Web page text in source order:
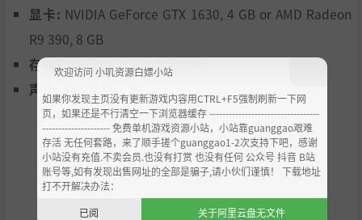
护帕洛泼里的安宁。护界勇士的风味地区不同，口味和偏好
也就不同，有些喜欢吃苦，有些喜欢吃甜，还有些只想填饱
肚子！精心搭配菜肴，平衡餐食的风味，以便他们振奋精
神，强化技能，解锁新的能力。毕竟，说实话……不论是
谁，饿着肚子，都不可能拯救世界！
显卡: NVIDIA GeForce GTX 1630, 4 GB or AMD Radeon
R9 390, 8 GB
存储空间:需要 10 GB 可用空间
声卡:
欢迎访问 小叽资源白嫖小站
如果你发现主页没有更新游戏内容用CTRL+F5强制刷新一下网
页，如果还是不行清空一下浏览器缓存 ----------------------------------
--------------------- 免费单机游戏资源小站，小站靠guanggao艰难
存活 无任何套路，来了顺手搓个guanggao1-2次支持下吧，感谢
小站没有充值.不卖会员.也没有打赏 也没有任何 公众号 抖音 B站
账号等,如有发现出售网址的全部是骗子,请小伙们谨慎！ 下载地址
打不开解决办法：
已阅
关于阿里云盘无文件